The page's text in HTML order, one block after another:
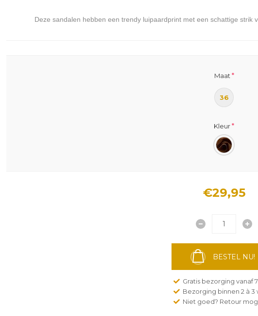
Deze sandalen hebben een trendy luipaardprint met een schattige strik
Maat *
36
Kleur*
€29,95
BESTEL NU!
Gratis bezorging vanaf
Bezorging binnen 2 à
Niet goed? Retour